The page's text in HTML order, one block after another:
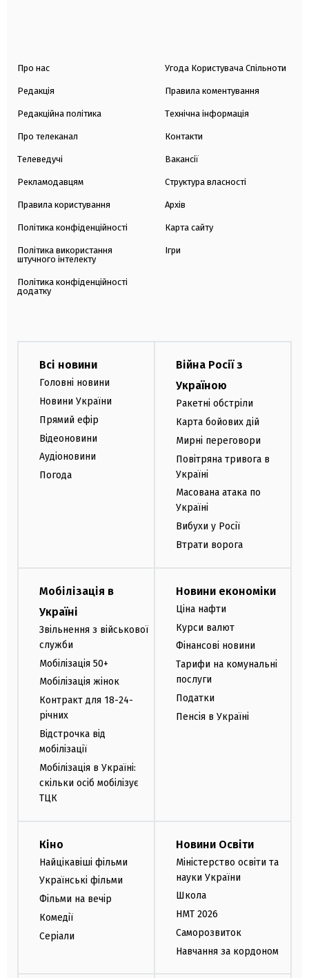
Про нас
Редакція
Редакційна політика
Про телеканал
Телеведучі
Рекламодавцям
Правила користування
Політика конфіденційності
Політика використання
штучного інтелекту
Політика конфіденційності
додатку
Угода Користувача Спільноти
Правила коментування
Технічна інформація
Контакти
Вакансії
Структура власності
Архів
Карта сайту
Ігри
Всі новини
Головні новини
Новини України
Прямий ефір
Відеоновини
Аудіоновини
Погода
Війна Росії з
Україною
Ракетні обстріли
Карта бойових дій
Мирні переговори
Повітряна тривога в
Україні
Масована атака по
Україні
Вибухи у Росії
Втрати ворога
Мобілізація в
Україні
Звільнення з військової
служби
Мобілізація 50+
Мобілізація жінок
Контракт для 18-24-
річних
Відстрочка від
мобілізації
Мобілізація в Україні:
скільки осіб мобілізує
ТЦК
Новини економіки
Ціна нафти
Курси валют
Фінансові новини
Тарифи на комунальні
послуги
Податки
Пенсія в Україні
Кіно
Найцікавіші фільми
Українські фільми
Фільми на вечір
Комедії
Серіали
Новини Освіти
Міністерство освіти та
науки України
Школа
НМТ 2026
Саморозвиток
Навчання за кордоном